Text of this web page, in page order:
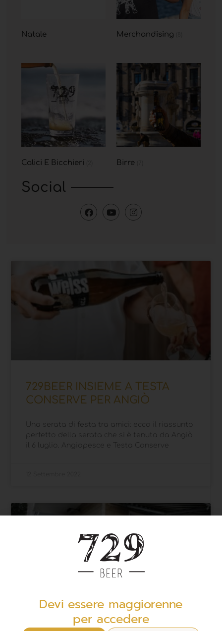
Natale Merchandising
Calici E Bicchieri Birre
Social
729BEER INSIEME A TESTA
CONSERVE PER ANGIÒ
Una serata di festa tra amici: ecco il riassunto
perfetto della serata che si è tenuta da Angiò
il 6 luglio. Angiopesce e Testa Conserve
Devi essere maggiorenne
per accedere